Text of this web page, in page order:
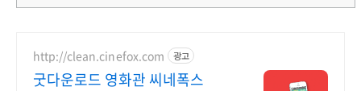
http://clean.cinefox.com 광고
굿다운로드 영화관 씨네폭스